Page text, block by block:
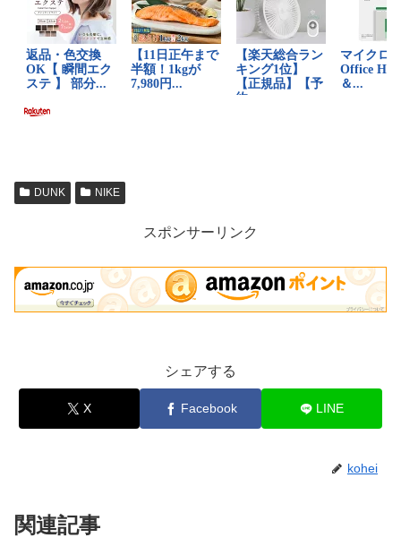
DUNK NIKE
スポンサーリンク
シェアする
X Facebook LINE
kohei
関連記事